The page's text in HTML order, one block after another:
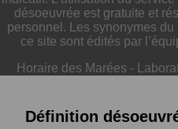
désoeuvrée est gratuite et
personnel. Les synonymes
ce site sont édités par
Horaire des Marées -
Définition